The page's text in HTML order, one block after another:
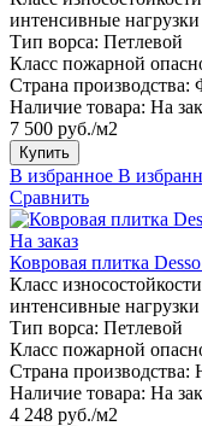
интенсивные нагрузки
Тип ворса: Петлевой
Класс пожарной
Страна производства:
Наличие товара: На
7 500 руб./м2
Купить
В избранное В
Сравнить
На заказ
Ковровая плитка
Класс
интенсивные нагрузки
Тип ворса: Петлевой
Класс пожарной
Страна производства:
Наличие товара: На
4 248 руб./м2